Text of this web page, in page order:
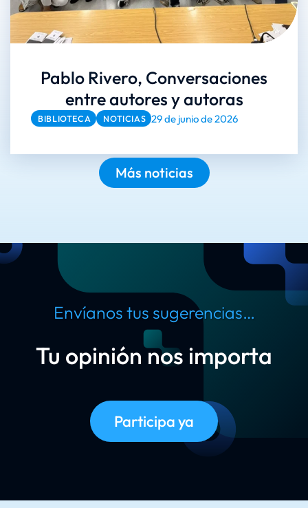
Pablo Rivero, Conversaciones
entre autores y autoras
BIBLIOTECA NOTICIAS 29 de junio de 2026
Más noticias
Envíanos tus sugerencias…
Tu opinión nos importa
Participa ya